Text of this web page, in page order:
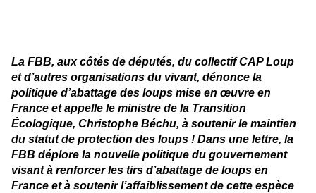
La FBB, aux côtés de députés, du collectif CAP Loup
et d’autres organisations du vivant, dénonce la
politique d’abattage des loups mise en œuvre en
France et appelle le ministre de la Transition
Écologique, Christophe Béchu, à soutenir le maintien
du statut de protection des loups ! Dans une lettre, la
FBB déplore la nouvelle politique du gouvernement
visant à renforcer les tirs d’abattage de loups en
France et à soutenir l’affaiblissement de cette espèce